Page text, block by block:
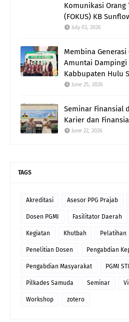
Komunikasi Orang
(FOKUS) KB
July 03, 2026
Membina Generasi
Amuntai Dampingi
Kabbupaten Hulu
June 25, 2026
Seminar Finansial
Karier dan
June 22, 2026
TAGS
Akreditasi Asesor PPG Prajab
Dosen PGMI Fasilitator Daerah
Kegiatan Khutbah Pelatihan
Penelitian Dosen Pengabdian
Pengabdian Masyarakat PGMI
Pilkades Samuda Seminar
Workshop zotero